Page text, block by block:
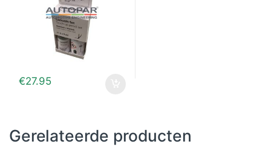
€27.95
Gerelateerde producten